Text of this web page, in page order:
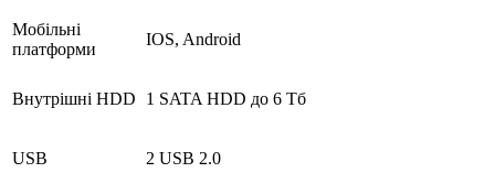
Мобільні
платформи
IOS, Android
Внутрішні HDD 1 SATA HDD до 6 Тб
USB 2 USB 2.0